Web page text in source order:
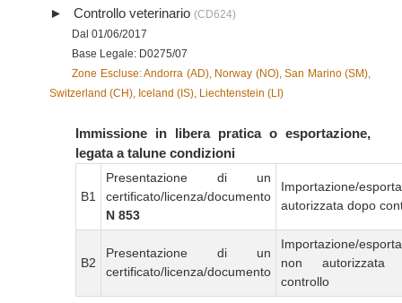
Controllo veterinario (CD624)
Dal 01/06/2017
Base Legale: D0275/07
Zone Escluse: Andorra (AD), Norway (NO), San Marino (SM),
Switzerland (CH), Iceland (IS), Liechtenstein (LI)
Immissione in libera pratica o esportazione,
legata a talune condizioni
B1
Presentazione di un
certificato/licenza/documento
N 853
Importazione/
autorizzata dopo
B2
Presentazione di un
certificato/licenza/documento
Importazione/
non autorizzata
controllo